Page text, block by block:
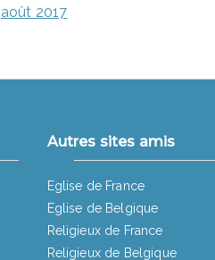
août 2017
Autres sites amis
Eglise de France
Eglise de Belgique
Religieux de France
Religieux de Belgique